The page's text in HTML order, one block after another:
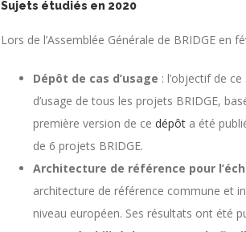
Sujets étudiés en 2020
Lors de l’Assemblée Générale de BRIDGE en
Dépôt de cas d’usage : l’objectif de
d’usage de tous les projets BRIDGE,
première version de ce dépôta été
de 6 projets BRIDGE.
Architecture de référence pour
architecture de référence commune et
niveau européen. Ses résultats ont été